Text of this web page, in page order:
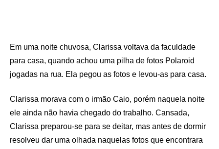
Em uma noite chuvosa, Clarissa voltava da faculdade
para casa, quando achou uma pilha de fotos Polaroid
jogadas na rua. Ela pegou as fotos e levou-as para casa.
Clarissa morava com o irmão Caio, porém naquela noite
ele ainda não havia chegado do trabalho. Cansada,
Clarissa preparou-se para se deitar, mas antes de dormir
resolveu dar uma olhada naquelas fotos que encontrara